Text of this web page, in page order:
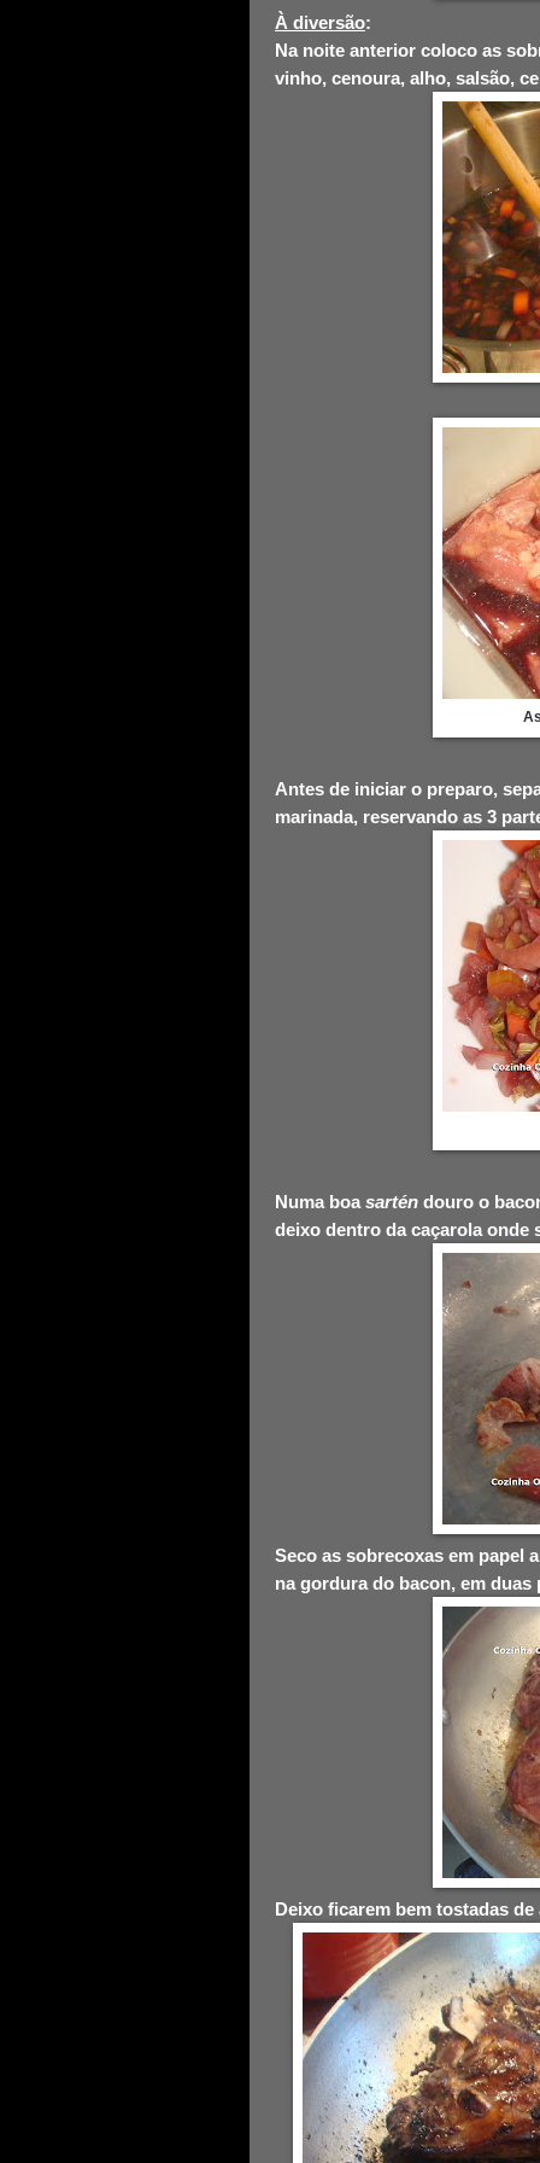
À diversão:
Na noite anterior coloco as
vinho, cenoura, alho, salsão,
Antes de iniciar o preparo,
marinada, reservando as 3
Numa boa sartén douro o
deixo dentro da caçarola onde
Seco as sobrecoxas em papel
na gordura do bacon, em duas
Deixo ficarem bem tostadas